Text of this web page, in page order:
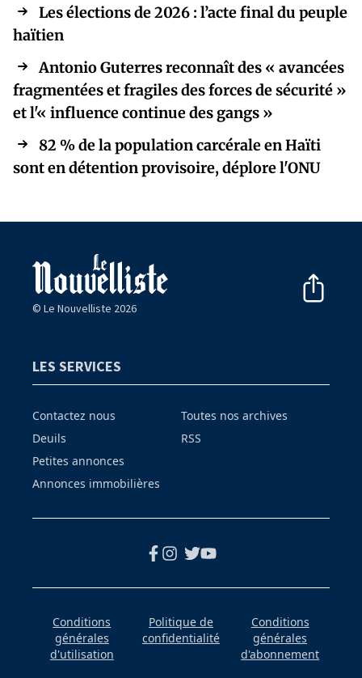
Les élections de 2026 : l’acte final du peuple
haïtien
Antonio Guterres reconnaît des « avancées
fragmentées et fragiles des forces de sécurité »
et l'« influence continue des gangs »
82 % de la population carcérale en Haïti
sont en détention provisoire, déplore l'ONU
© Le Nouvelliste 2026
LES SERVICES
Contactez nous
Deuils
Petites annonces
Annonces immobilières
Toutes nos archives
RSS
Conditions
générales
d'utilisation
Politique de
confidentialité
Conditions
générales
d'abonnement